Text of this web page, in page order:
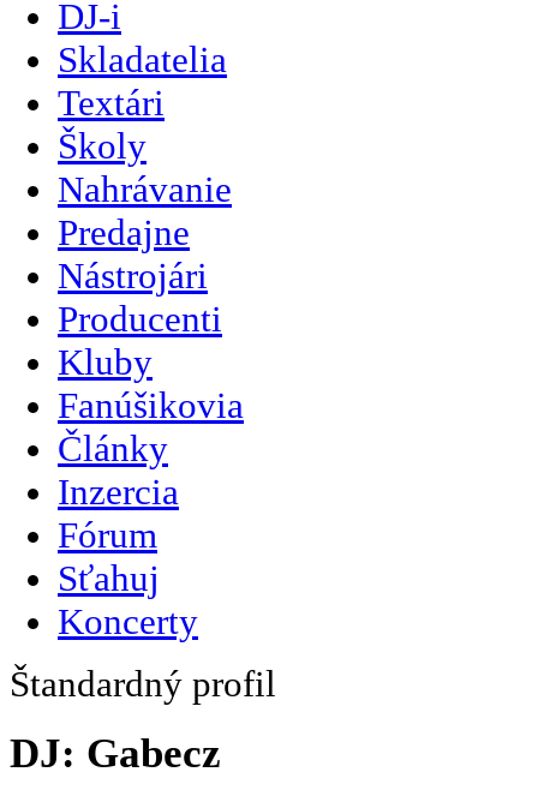
DJ-i
Skladatelia
Textári
Školy
Nahrávanie
Predajne
Nástrojári
Producenti
Kluby
Fanúšikovia
Články
Inzercia
Fórum
Sťahuj
Koncerty
Štandardný profil
DJ: Gabecz